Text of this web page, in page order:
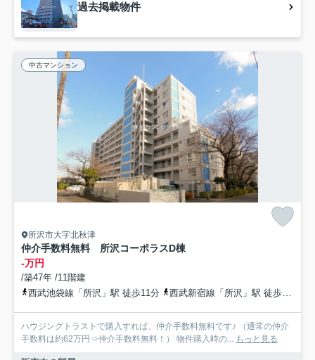
過去掲載物件
中古マンション
所沢市大字北秋津
仲介手数料無料 所沢コーポラスD棟
-万円
/築47年 /11階建
西武池袋線「所沢」駅 徒歩11分
西武新宿線「所沢」駅 徒歩11分
ハウジングトラストで購入すれば、仲介手数料無料です♪ （通常の仲介
手数料は約62万円⇒仲介手数料無料！） 物件購入時の... もっと見る